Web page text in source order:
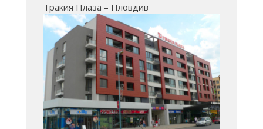
Тракия Плаза – Пловдив